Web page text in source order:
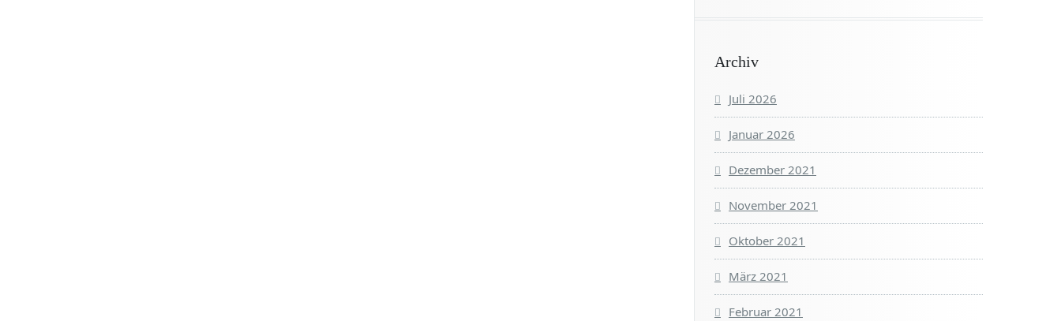
Archiv
Juli 2026
Januar 2026
Dezember 2021
November 2021
Oktober 2021
März 2021
Februar 2021